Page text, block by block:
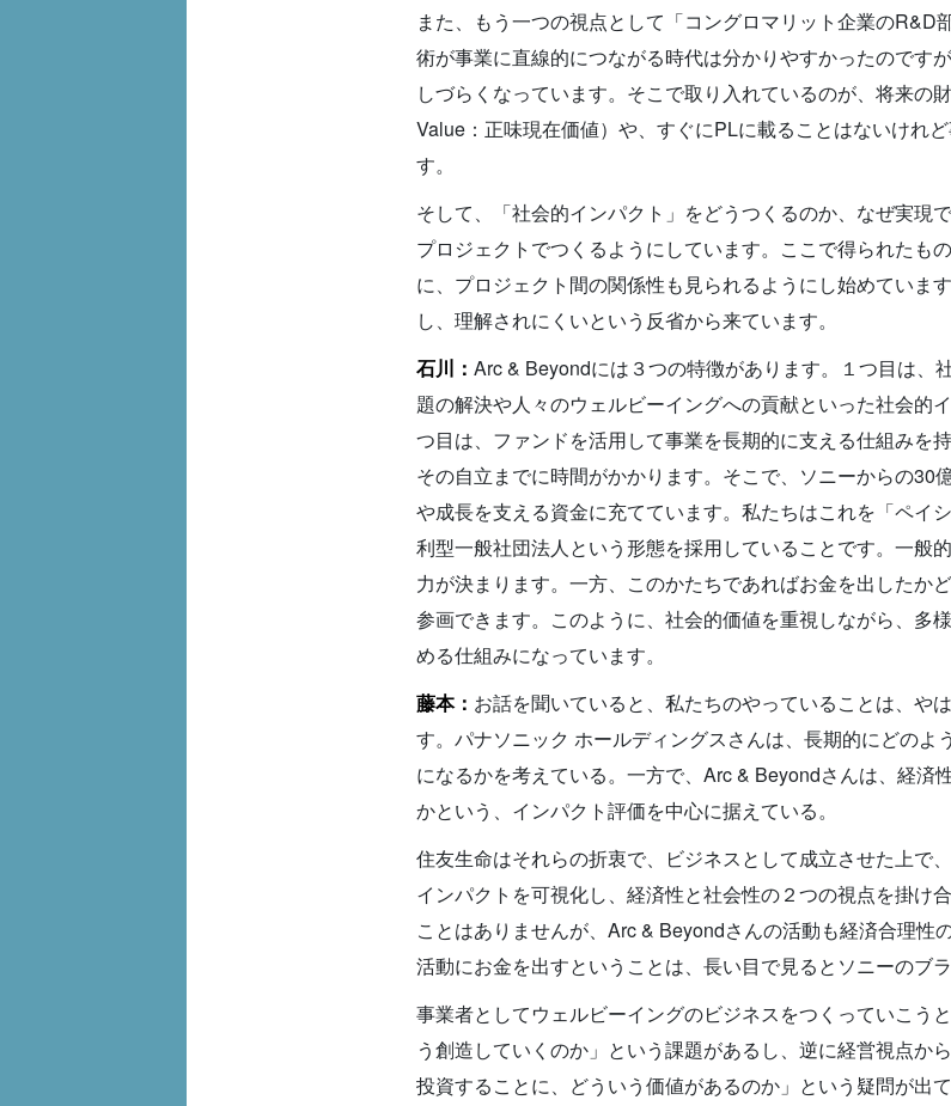
また、もう一つの視点として「コングロマリット企業の
術が事業に直線的につながる時代は分かりやすかったのです
しづらくなっています。そこで取り入れているのが、将来の
Value：正味現在価値）や、すぐにPLに載ることはないけれ
す。
そして、「社会的インパクト」をどうつくるのか、なぜ実現
プロジェクトでつくるようにしています。ここで得られたも
に、プロジェクト間の関係性も見られるようにし始めていま
し、理解されにくいという反省から来ています。
石川： Arc & Beyondには３つの特徴があります。１つ目は、
題の解決や人々のウェルビーイングへの貢献といった社会的
つ目は、ファンドを活用して事業を長期的に支える仕組みを
その自立までに時間がかかります。そこで、ソニーからの
や成長を支える資金に充てています。私たちはこれを「ペイ
利型一般社団法人という形態を採用していることです。一般
力が決まります。一方、このかたちであればお金を出したか
参画できます。このように、社会的価値を重視しながら、多
める仕組みになっています。
藤本： お話を聞いていると、私たちのやっていることは、や
す。パナソニック ホールディングスさんは、長期的にどの
になるかを考えている。一方で、Arc & Beyondさんは、経済
かという、インパクト評価を中心に据えている。
住友生命はそれらの折衷で、ビジネスとして成立させた上で
インパクトを可視化し、経済性と社会性の２つの視点を掛け
ことはありませんが、Arc & Beyondさんの活動も経済合理
活動にお金を出すということは、長い目で見るとソニーのブ
事業者としてウェルビーイングのビジネスをつくっていこう
う創造していくのか」という課題があるし、逆に経営視点か
投資することに、どういう価値があるのか」という疑問が出